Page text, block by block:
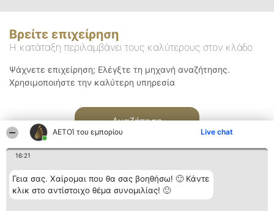
ΑΕΤΟΊ του εμπορίου Live chat
16:21
Γεια σας. Χαίρομαι που θα σας βοηθήσω! 🙂 Κάντε
κλικ στο αντίστοιχο θέμα συνομιλίας! 🙂
Βρείτε επιχείρηση
Η κατάταξη περιλαμβάνει τους καλύτερους στον κλάδο
Ψάχνετε επιχείρηση; Ελέγξτε τη μηχανή αναζήτησης.
Χρησιμοποιήστε την καλύτερη υπηρεσία
Αναζήτηση